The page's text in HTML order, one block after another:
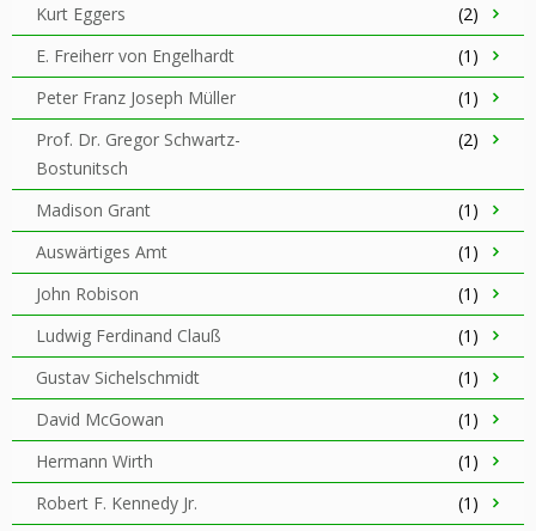
Kurt Eggers
(2)
E. Freiherr von Engelhardt
(1)
Peter Franz Joseph Müller
(1)
Prof. Dr. Gregor Schwartz-
Bostunitsch
(2)
Madison Grant
(1)
Auswärtiges Amt
(1)
John Robison
(1)
Ludwig Ferdinand Clauß
(1)
Gustav Sichelschmidt
(1)
David McGowan
(1)
Hermann Wirth
(1)
Robert F. Kennedy Jr.
(1)